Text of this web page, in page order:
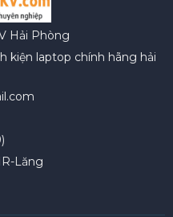
Hải Phòng
kiện laptop chính hãng hải
Lăng